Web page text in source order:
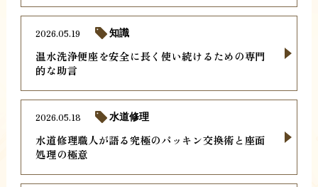
温水洗浄便座を安全に長く使い続けるための専門
的な助言
2026.05.19 知識
水道修理職人が語る究極のパッキン交換術と座面
処理の極意
2026.05.18 水道修理